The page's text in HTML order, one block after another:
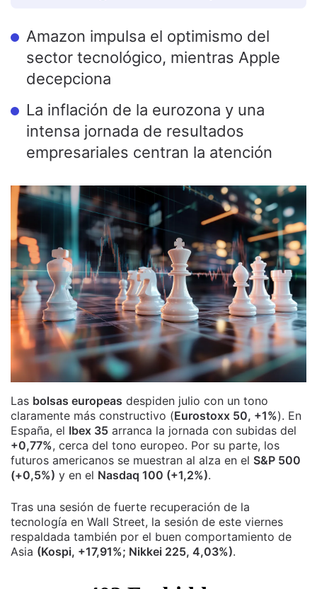
Amazon impulsa el optimismo del
sector tecnológico, mientras Apple
decepciona
La inflación de la eurozona y una
intensa jornada de resultados
empresariales centran la atención
Las bolsas europeas despiden julio con un tono
claramente más constructivo (Eurostoxx 50, +1%). En
España, el Ibex 35 arranca la jornada con subidas del
+0,77%, cerca del tono europeo. Por su parte, los
futuros americanos se muestran al alza en el S&P 500
(+0,5%) y en el Nasdaq 100 (+1,2%).
Tras una sesión de fuerte recuperación de la
tecnología en Wall Street, la sesión de este viernes
respaldada también por el buen comportamiento de
Asia (Kospi, +17,91%; Nikkei 225, 4,03%).